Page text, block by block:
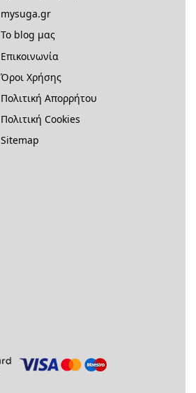
mysuga.gr
Το blog μας
Επικοινωνία
Όροι Χρήσης
Πολιτική Απορρήτου
Πολιτική Cookies
Sitemap